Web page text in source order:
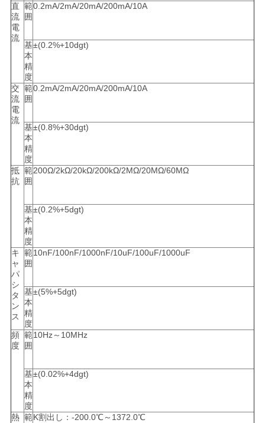
直
流
電
流
範
囲
0.2mA/2mA/20mA/200mA/10A
基
本
精
度
±(0.2%+10dgt)
交
流
電
流
範
囲
0.2mA/2mA/20mA/200mA/10A
基
本
精
度
±(0.8%+30dgt)
抵
抗
範
囲
200Ω/2kΩ/20kΩ/200kΩ/2MΩ/20MΩ/60MΩ
基
本
精
度
±(0.2%+5dgt)
キ
ャ
パ
シ
タ
ン
ス
範
囲
10nF/100nF/1000nF/10uF/100uF/1000uF
基
本
精
度
±(5%+5dgt)
頻
度
範
囲
10Hz～10MHz
基
本
精
度
±(0.02%+4dgt)
熱 範K割出し：-200.0℃～1372.0℃